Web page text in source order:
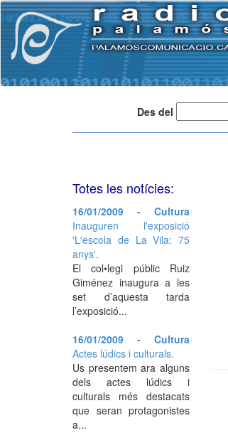
Des del
Totes les notícies:
16/01/2009 - Cultura
Inauguren l'exposició
'L'escola de La Vila: 75
anys'.
El col•legi públic Ruiz
Giménez inaugura a les
set d’aquesta tarda
l’exposició...
16/01/2009 - Cultura
Actes lúdics i culturals.
Us presentem ara alguns
dels actes lúdics i
culturals més destacats
que seran protagonistes
a...